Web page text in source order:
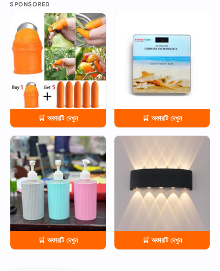
SPONSORED
HOT
🛒 অফারটি দেখুন 🛒 অফারটি দেখুন
🛒 অফারটি দেখুন 🛒 অফারটি দেখুন